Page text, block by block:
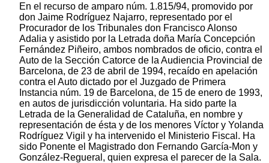
En el recurso de amparo núm. 1.815/94, promovido por
don Jaime Rodríguez Najarro, representado por el
Procurador de los Tribunales don Francisco Alonso
Adalia y asistido por la Letrada doña María Concepción
Fernández Piñeiro, ambos nombrados de oficio, contra el
Auto de la Sección Catorce de la Audiencia Provincial de
Barcelona, de 23 de abril de 1994, recaído en apelación
contra el Auto dictado por el Juzgado de Primera
Instancia núm. 19 de Barcelona, de 15 de enero de 1993,
en autos de jurisdicción voluntaria. Ha sido parte la
Letrada de la Generalidad de Cataluña, en nombre y
representación de ésta y de los menores Víctor y Yolanda
Rodríguez Vigil y ha intervenido el Ministerio Fiscal. Ha
sido Ponente el Magistrado don Fernando García-Mon y
González-Regueral, quien expresa el parecer de la Sala.